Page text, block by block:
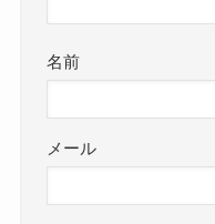
名前
メール